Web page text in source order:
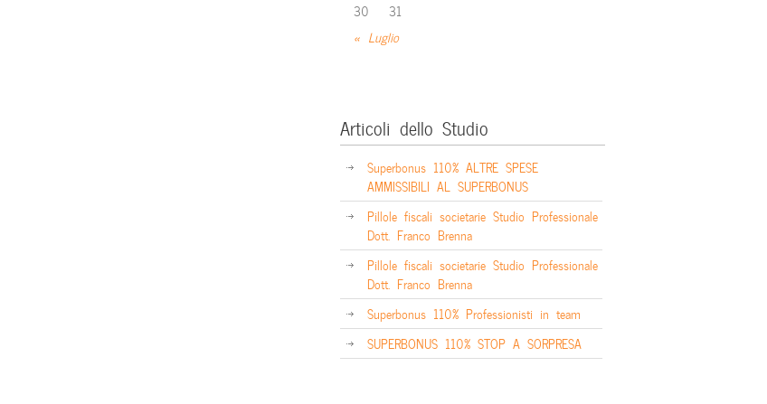
« Luglio
30
31
Articoli dello Studio
Superbonus 110% ALTRE SPESE
AMMISSIBILI AL SUPERBONUS
Pillole fiscali societarie Studio Professionale
Dott. Franco Brenna
Pillole fiscali societarie Studio Professionale
Dott. Franco Brenna
Superbonus 110% Professionisti in team
SUPERBONUS 110% STOP A SORPRESA